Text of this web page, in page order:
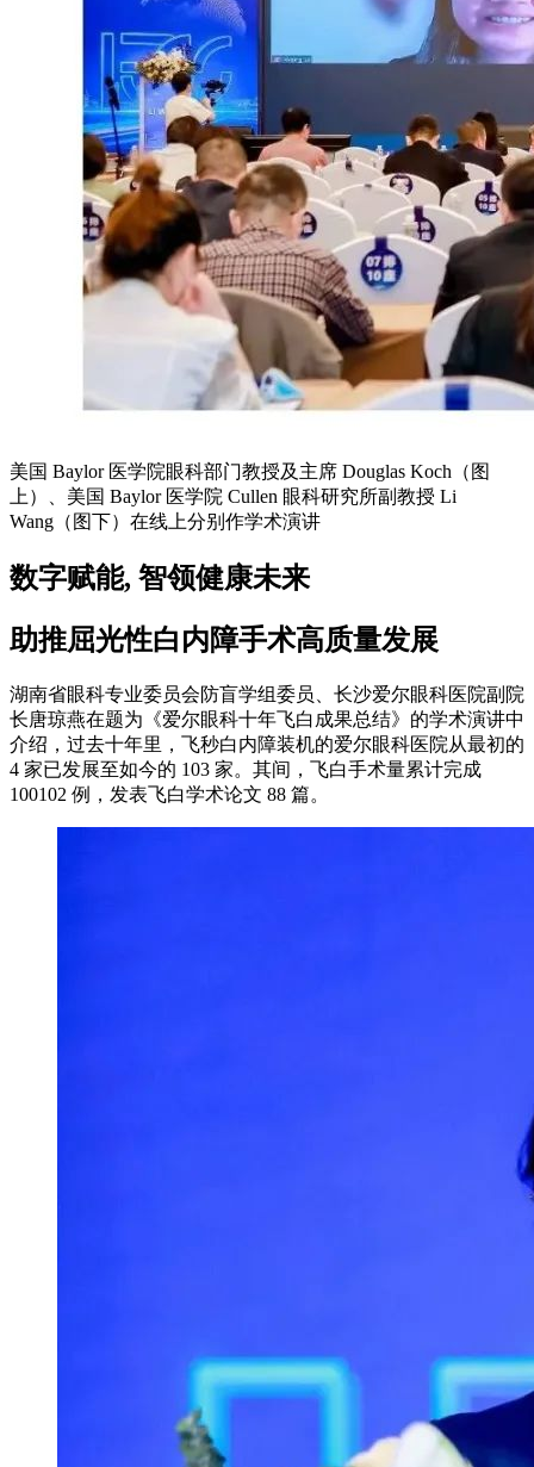
美国 Baylor 医学院眼科部门教授及主席 Douglas Koch（图
上）、美国 Baylor 医学院 Cullen 眼科研究所副教授 Li
Wang（图下）在线上分别作学术演讲
数字赋能, 智领健康未来
助推屈光性白内障手术高质量发展
湖南省眼科专业委员会防盲学组委员、长沙爱尔眼科医院副院
长唐琼燕在题为《爱尔眼科十年飞白成果总结》的学术演讲中
介绍，过去十年里，飞秒白内障装机的爱尔眼科医院从最初的
4 家已发展至如今的 103 家。其间，飞白手术量累计完成
100102 例，发表飞白学术论文 88 篇。